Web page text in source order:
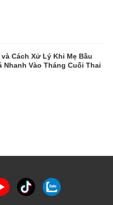
Cách Xử Lý Khi Mẹ Bầu
Nhanh Vào Tháng Cuối Thai